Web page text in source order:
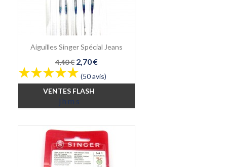
Aiguilles Singer Spécial Jeans
Prix
de
base
4,40 € Prix
2,70 €
(50 avis)
VENTES FLASH
j h m s